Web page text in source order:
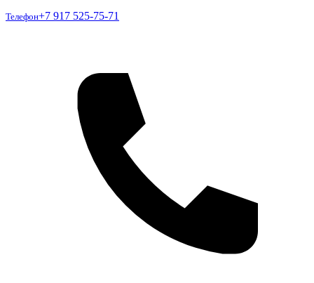
Телефон
Телефон+7 917 525-75-71